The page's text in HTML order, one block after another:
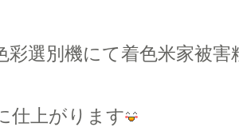
彩選別機にて着色米家被
仕上がります